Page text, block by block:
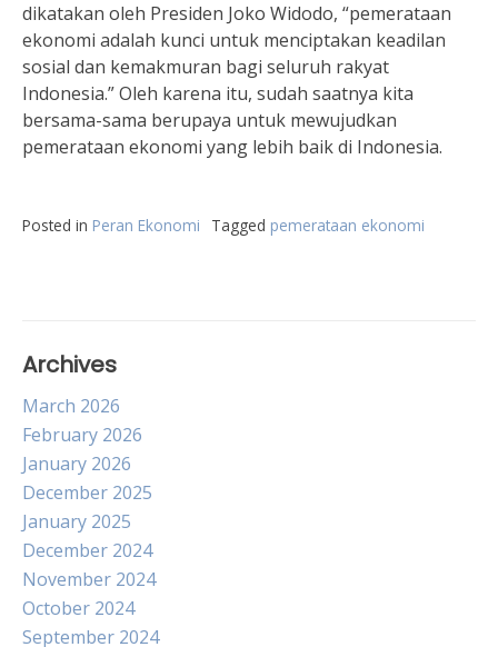
dikatakan oleh Presiden Joko Widodo, “pemerataan
ekonomi adalah kunci untuk menciptakan keadilan
sosial dan kemakmuran bagi seluruh rakyat
Indonesia.” Oleh karena itu, sudah saatnya kita
bersama-sama berupaya untuk mewujudkan
pemerataan ekonomi yang lebih baik di Indonesia.
Posted in Peran Ekonomi Tagged pemerataan ekonomi
Archives
March 2026
February 2026
January 2026
December 2025
January 2025
December 2024
November 2024
October 2024
September 2024